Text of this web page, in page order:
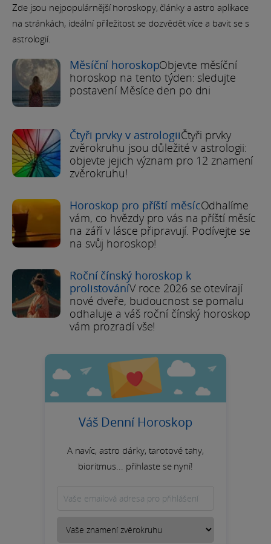
Zde jsou nejpopulárnější horoskopy, články a astro aplikace
na stránkách, ideální příležitost se dozvědět více a bavit se s
astrologií.
Měsíční horoskopObjevte měsíční
horoskop na tento týden: sledujte
postavení Měsíce den po dni
Čtyři prvky v astrologiiČtyři prvky
zvěrokruhu jsou důležité v astrologii:
objevte jejich význam pro 12 znamení
zvěrokruhu!
Horoskop pro příští měsícOdhalíme
vám, co hvězdy pro vás na příští měsíc
na září v lásce připravují. Podívejte se
na svůj horoskop!
Roční čínský horoskop k
prolistováníV roce 2026 se otevírají
nové dveře, budoucnost se pomalu
odhaluje a váš roční čínský horoskop
vám prozradí vše!
Váš Denní Horoskop
A navíc, astro dárky, tarotové tahy,
bioritmus... přihlaste se nyní!